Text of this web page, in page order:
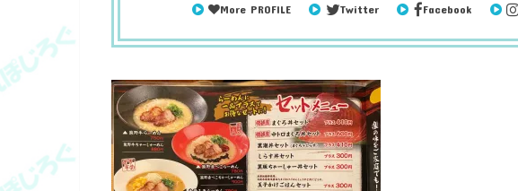
More PROFILE Twitter Facebook